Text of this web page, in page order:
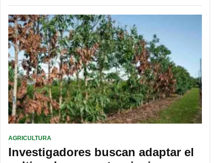
AGRICULTURA
Investigadores buscan adaptar el